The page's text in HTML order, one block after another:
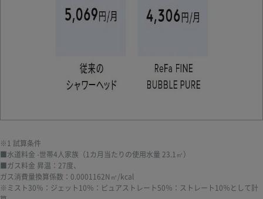
※1 試算条件
■水道料金 -世帯4人家族（1カ月当たりの使用水量 23.1㎥）
■ガス料金 昇温：27度、
ガス消費量換算係数：0.0001162N㎥/kcal
※ミスト30％：ジェット10％：ピュアストレート50％：ストレート10％として計